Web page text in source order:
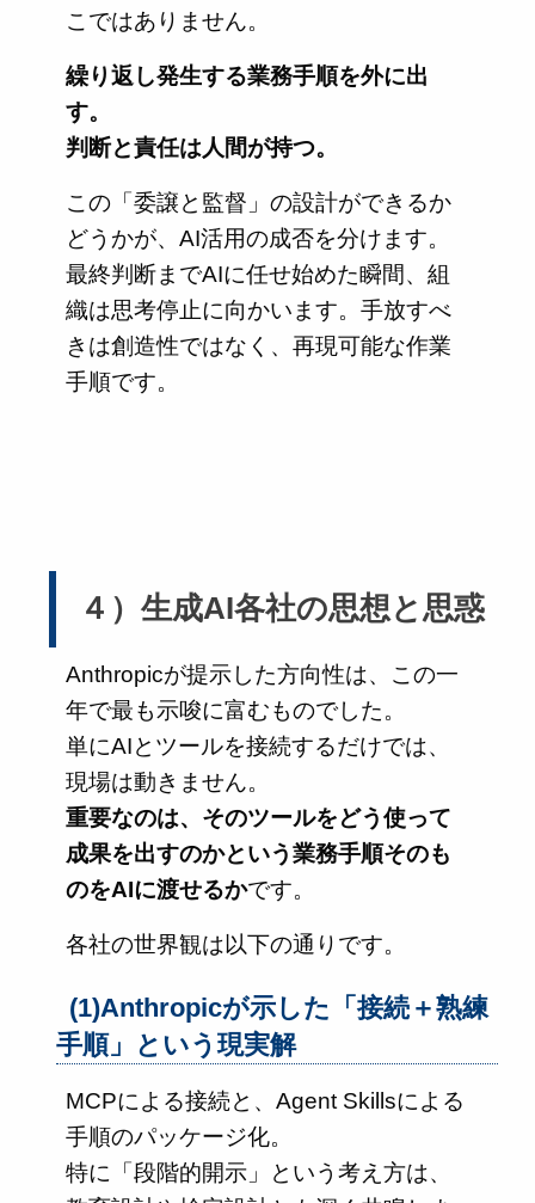
こではありません。
繰り返し発生する業務手順を外に出
す。
判断と責任は人間が持つ。
この「委譲と監督」の設計ができるか
どうかが、AI活用の成否を分けます。
最終判断までAIに任せ始めた瞬間、組
織は思考停止に向かいます。手放すべ
きは創造性ではなく、再現可能な作業
手順です。
４）生成AI各社の思想と思惑
Anthropicが提示した方向性は、この一
年で最も示唆に富むものでした。
単にAIとツールを接続するだけでは、
現場は動きません。
重要なのは、そのツールをどう使って
成果を出すのかという業務手順そのも
のをAIに渡せるかです。
各社の世界観は以下の通りです。
(1)Anthropicが示した「接続＋熟練
手順」という現実解
MCPによる接続と、Agent Skillsによる
手順のパッケージ化。
特に「段階的開示」という考え方は、